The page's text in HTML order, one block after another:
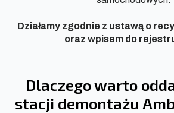
Działamy zgodnie z ustawą o
oraz wpisem do
Dlaczego warto
stacji demontażu